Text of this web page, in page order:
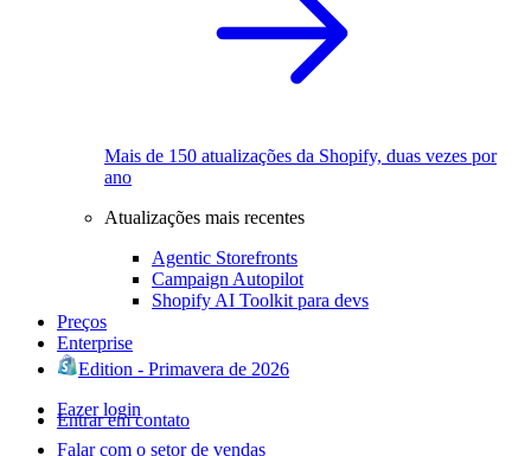
Mais de 150 atualizações da Shopify, duas vezes por
ano
Atualizações mais recentes
Agentic Storefronts
Campaign Autopilot
Shopify AI Toolkit para devs
Preços
Enterprise
Edition - Primavera de 2026
Fazer login
Entrar em contato
Falar com o setor de vendas